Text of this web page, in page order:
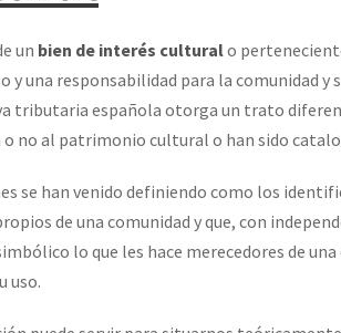
un bien de interés culturalo
y una responsabilidad para la comunidad
tributaria española otorga un trato
no al patrimonio cultural o han sido
se han venido definiendo como los
de una comunidad y que, con
lo que les hace merecedores de
uso.